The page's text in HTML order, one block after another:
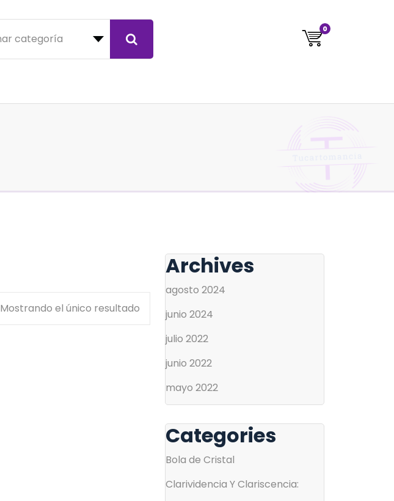
0
Mostrando el único resultado
Archives
agosto 2024
junio 2024
julio 2022
junio 2022
mayo 2022
Categories
Bola de Cristal
Clarividencia Y Clariscencia: